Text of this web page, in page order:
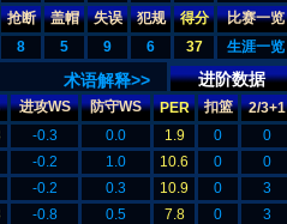
抢断 盖帽 失误 犯规 得分
比赛一览
8 5 9 6 37 生涯一览
进阶数据
术语解释>>
进攻WS 防守WS PER 扣篮
2/3+1
-0.3 0.0 1.9 0
0
-0.2 1.0 10.6 0
0
-0.2 0.3 10.9 0
3
-0.8 0.5 7.8 0
3